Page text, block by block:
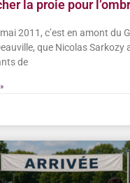
la proie pour
2011, c’est en amont du
que Nicolas Sarkozy
de